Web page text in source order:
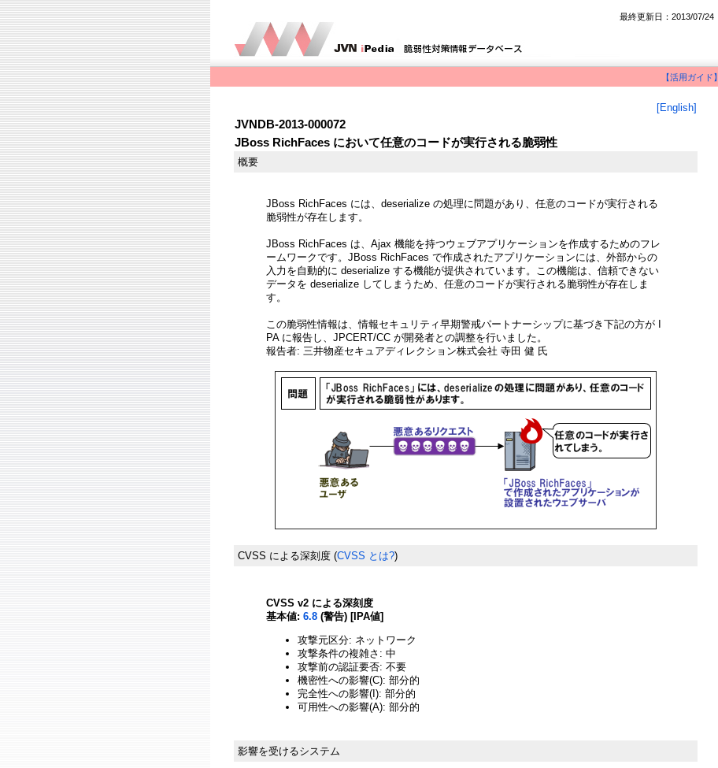
最終更新日：2013/07/24
【活用ガイド】
[English]
JVNDB-2013-000072
JBoss RichFaces において任意のコードが実行される脆弱性
概要
JBoss RichFaces には、deserialize の処理に問題があり、任意のコードが実行される
脆弱性が存在します。
JBoss RichFaces は、Ajax 機能を持つウェブアプリケーションを作成するためのフレ
ームワークです。JBoss RichFaces で作成されたアプリケーションには、外部からの
入力を自動的に deserialize する機能が提供されています。この機能は、信頼できない
データを deserialize してしまうため、任意のコードが実行される脆弱性が存在しま
す。
この脆弱性情報は、情報セキュリティ早期警戒パートナーシップに基づき下記の方が I
PA に報告し、JPCERT/CC が開発者との調整を行いました。
報告者: 三井物産セキュアディレクション株式会社 寺田 健 氏
CVSS による深刻度 (CVSS とは?)
CVSS v2 による深刻度
基本値: 6.8 (警告) [IPA値]
攻撃元区分: ネットワーク
攻撃条件の複雑さ: 中
攻撃前の認証要否: 不要
機密性への影響(C): 部分的
完全性への影響(I): 部分的
可用性への影響(A): 部分的
影響を受けるシステム